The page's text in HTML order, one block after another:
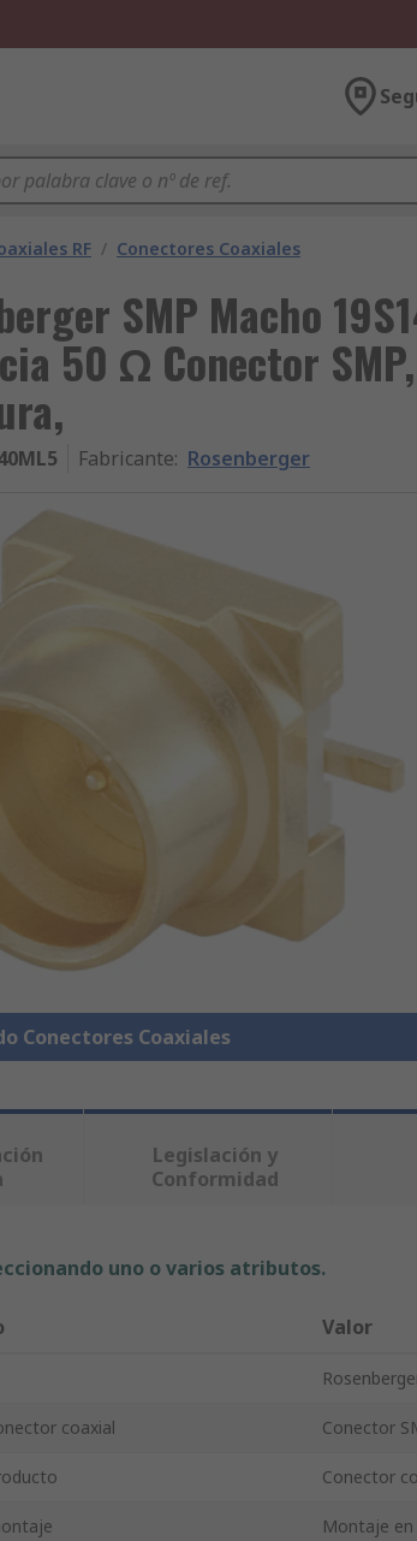
RF / Conectores Coaxiales
SMP Macho
50 Ω Conector SMP,
Fabricante: Rosenberger
Conectores Coaxiales
Legislación y
Conformidad
uno o varios atributos.
Valor
coaxial Conector
Conector
Montaje en